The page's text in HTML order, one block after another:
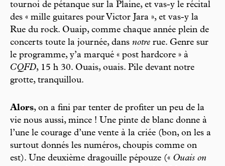
tournoi de pétanque sur la Plaine, et vas-y le récital
des « mille guitares pour Victor Jara », et vas-y la
Rue du rock. Ouaip, comme chaque année plein de
concerts toute la journée, dans notre rue. Genre sur
le programme, y’a marqué « post hardcore » à
CQFD, 15 h 30. Ouais, ouais. Pile devant notre
grotte, tranquillou.
Alors, on a fini par tenter de profiter un peu de la
vie nous aussi, mince ! Une pinte de blanc donne à
l’une le courage d’une vente à la criée (bon, on les a
surtout donnés les numéros, choupis comme on
est). Une deuxième dragouille pépouze (« Ouais on